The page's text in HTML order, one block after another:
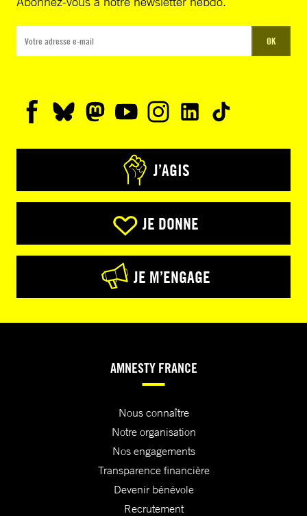
OK
J’AGIS
JE DONNE
JE M’ENGAGE
AMNESTY FRANCE
Nous connaître
Notre organisation
Nos engagements
Transparence financière
Devenir bénévole
Recrutement